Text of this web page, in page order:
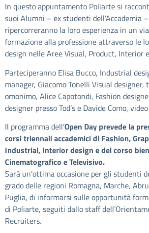
In questo appuntamento Poliarte si
suoi Alumni – ex studenti dell’Accademia
ripercorreranno la loro esperienza in un
formazione alla professione attraverso le
design nelle Aree Visual, Product, Interior
Parteciperanno Elisa Bucco, Industrial
manager, Giacomo Tonelli Visual
omonimo, Alice Capotondi, Fashion
designer presso Tod’s e Davide Como,
Il programma dell’Open Day prevede la
corsi triennali accademici di Fashion,
Industrial, Interior design e del corso
Cinematografico e Televisivo.
Sarà un’ottima occasione per gli studenti
grado delle regioni Romagna, Marche,
Puglia, di informarsi sulle opportunità
di Poliarte, seguiti dallo staff
Recruiters.